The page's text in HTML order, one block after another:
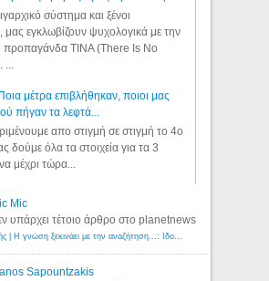
σύστημα και ξένοι
μας εγκλωβίζουν ψυχολογικά με την
προπαγάνδα TINA (There Is No
μέτρα επιβλήθηκαν, ποιοι μας
πήγαν τα λεφτά...
απο στιγμή σε στιγμή το 4ο
δούμε όλα τα στοιχεία για τα 3
μέχρι τώρα...
Mic
υπάρχει τέτοιο άρθρο στο planetnews
Λόγιος Ερμής | Η γνώση ξεκινάει με την αναζήτηση...: Ιδού οι 18 που χρωστούν 11 δις ευρώ!
Sapountzakis